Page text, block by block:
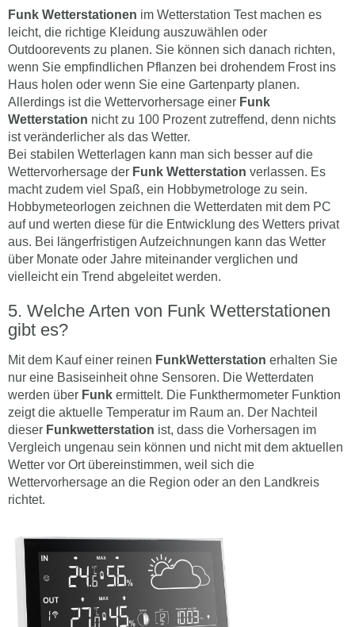
Funk Wetterstationen im Wetterstation Test machen es
leicht, die richtige Kleidung auszuwählen oder
Outdoorevents zu planen. Sie können sich danach richten,
wenn Sie empfindlichen Pflanzen bei drohendem Frost ins
Haus holen oder wenn Sie eine Gartenparty planen.
Allerdings ist die Wettervorhersage einer Funk
Wetterstation nicht zu 100 Prozent zutreffend, denn nichts
ist veränderlicher als das Wetter.
Bei stabilen Wetterlagen kann man sich besser auf die
Wettervorhersage der Funk Wetterstation verlassen. Es
macht zudem viel Spaß, ein Hobbymetrologe zu sein.
Hobbymeteorlogen zeichnen die Wetterdaten mit dem PC
auf und werten diese für die Entwicklung des Wetters privat
aus. Bei längerfristigen Aufzeichnungen kann das Wetter
über Monate oder Jahre miteinander verglichen und
vielleicht ein Trend abgeleitet werden.
Welche Arten von Funk Wetterstationen
gibt es?
Mit dem Kauf einer reinen FunkWetterstation erhalten Sie
nur eine Basiseinheit ohne Sensoren. Die Wetterdaten
werden über Funk ermittelt. Die Funkthermometer Funktion
zeigt die aktuelle Temperatur im Raum an. Der Nachteil
dieser Funkwetterstation ist, dass die Vorhersagen im
Vergleich ungenau sein können und nicht mit dem aktuellen
Wetter vor Ort übereinstimmen, weil sich die
Wettervorhersage an die Region oder an den Landkreis
richtet.